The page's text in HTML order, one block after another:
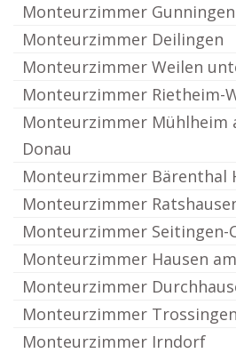
Monteurzimmer Gunningen
Monteurzimmer Deilingen
Monteurzimmer Weilen
Monteurzimmer Rietheim-
Monteurzimmer Mühlheim
Donau
Monteurzimmer Bärenthal
Monteurzimmer
Monteurzimmer Seitingen-
Monteurzimmer Hausen
Monteurzimmer
Monteurzimmer Trossingen
Monteurzimmer Irndorf